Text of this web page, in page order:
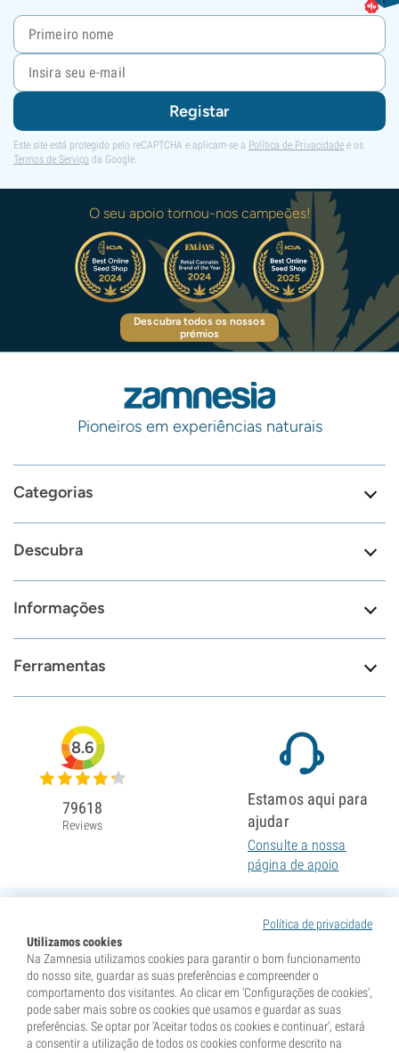
Registar
Este site está protegido pelo reCAPTCHA e aplicam-se a Política de Privacidade e os
Termos de Serviço da Google.
O seu apoio tornou-nos campeões!
Descubra todos os nossos
prémios
Pioneiros em experiências naturais
Categorias
Descubra
Informações
Ferramentas
Política de privacidade
Utilizamos cookies
Na Zamnesia utilizamos cookies para garantir o bom funcionamento
do nosso site, guardar as suas preferências e compreender o
comportamento dos visitantes. Ao clicar em 'Configurações de cookies',
pode saber mais sobre os cookies que usamos e guardar as suas
preferências. Se optar por 'Aceitar todos os cookies e continuar', estará
a consentir a utilização de todos os cookies conforme descrito na
8.6
79618
Reviews
Estamos aqui para
ajudar
Consulte a nossa
página de apoio